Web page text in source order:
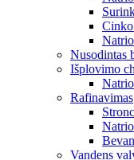
Nusodintas
Išplovimo
Rafinavimas
Vandens